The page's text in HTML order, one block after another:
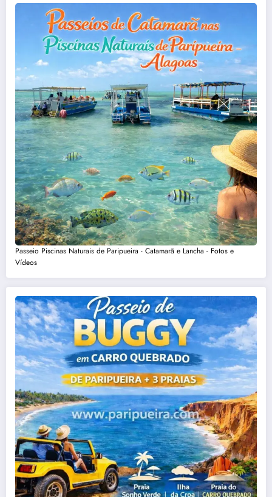
Passeio Piscinas Naturais de Paripueira - Catamarã e Lancha - Fotos e
Vídeos